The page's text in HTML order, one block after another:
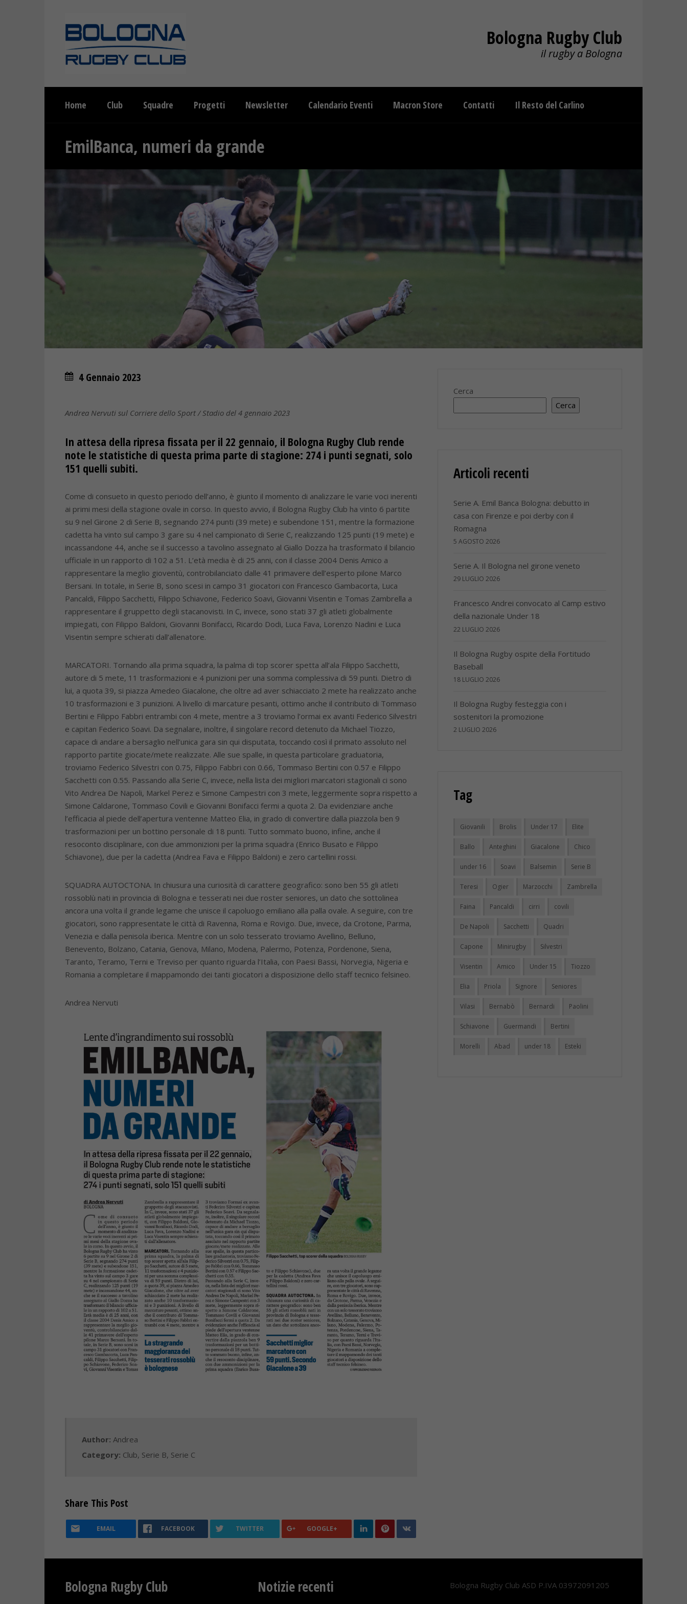
Bologna Rugby Club
il rugby a Bologna
Home Club Squadre Progetti Newsletter Calendario Eventi Macron Store Contatti Il Resto del Carlino
EmilBanca, numeri da grande
4 Gennaio 2023
Andrea Nervuti sul Corriere dello Sport / Stadio del 4 gennaio 2023
In attesa della ripresa fissata per il 22 gennaio, il Bologna Rugby Club rende
note le statistiche di questa prima parte di stagione: 274 i punti segnati, solo
151 quelli subiti.
Come di consueto in questo periodo dell’anno, è giunto il momento di analizzare le varie voci inerenti
ai primi mesi della stagione ovale in corso. In questo avvio, il Bologna Rugby Club ha vinto 6 partite
su 9 nel Girone 2 di Serie B, segnando 274 punti (39 mete) e subendone 151, mentre la formazione
cadetta ha vinto sul campo 3 gare su 4 nel campionato di Serie C, realizzando 125 punti (19 mete) e
incassandone 44, anche se il successo a tavolino assegnato al Giallo Dozza ha trasformato il bilancio
ufficiale in un rapporto di 102 a 51. L’età media è di 25 anni, con il classe 2004 Denis Amico a
rappresentare la meglio gioventù, controbilanciato dalle 41 primavere dell’esperto pilone Marco
Bersani. In totale, in Serie B, sono scesi in campo 31 giocatori con Francesco Gambacorta, Luca
Pancaldi, Filippo Sacchetti, Filippo Schiavone, Federico Soavi, Giovanni Visentin e Tomas Zambrella a
rappresentare il gruppetto degli stacanovisti. In C, invece, sono stati 37 gli atleti globalmente
impiegati, con Filippo Baldoni, Giovanni Bonifacci, Ricardo Dodi, Luca Fava, Lorenzo Nadini e Luca
Visentin sempre schierati dall’allenatore.
MARCATORI. Tornando alla prima squadra, la palma di top scorer spetta all’ala Filippo Sacchetti,
autore di 5 mete, 11 trasformazioni e 4 punizioni per una somma complessiva di 59 punti. Dietro di
lui, a quota 39, si piazza Amedeo Giacalone, che oltre ad aver schiacciato 2 mete ha realizzato anche
10 trasformazioni e 3 punizioni. A livello di marcature pesanti, ottimo anche il contributo di Tommaso
Bertini e Filippo Fabbri entrambi con 4 mete, mentre a 3 troviamo l’ormai ex avanti Federico Silvestri
e capitan Federico Soavi. Da segnalare, inoltre, il singolare record detenuto da Michael Tiozzo,
capace di andare a bersaglio nell’unica gara sin qui disputata, toccando così il primato assoluto nel
rapporto partite giocate/mete realizzate. Alle sue spalle, in questa particolare graduatoria,
troviamo Federico Silvestri con 0.75, Filippo Fabbri con 0.66, Tommaso Bertini con 0.57 e Filippo
Sacchetti con 0.55. Passando alla Serie C, invece, nella lista dei migliori marcatori stagionali ci sono
Vito Andrea De Napoli, Markel Perez e Simone Campestri con 3 mete, leggermente sopra rispetto a
Simone Caldarone, Tommaso Covili e Giovanni Bonifacci fermi a quota 2. Da evidenziare anche
l’efficacia al piede dell’apertura ventenne Matteo Elia, in grado di convertire dalla piazzola ben 9
trasformazioni per un bottino personale di 18 punti. Tutto sommato buono, infine, anche il
resoconto disciplinare, con due ammonizioni per la prima squadra (Enrico Busato e Filippo
Schiavone), due per la cadetta (Andrea Fava e Filippo Baldoni) e zero cartellini rossi.
SQUADRA AUTOCTONA. In chiusura una curiosità di carattere geografico: sono ben 55 gli atleti
rossoblù nati in provincia di Bologna e tesserati nei due roster seniores, un dato che sottolinea
ancora una volta il grande legame che unisce il capoluogo emiliano alla palla ovale. A seguire, con tre
giocatori, sono rappresentate le città di Ravenna, Roma e Rovigo. Due, invece, da Crotone, Parma,
Venezia e dalla penisola iberica. Mentre con un solo tesserato troviamo Avellino, Belluno,
Benevento, Bolzano, Catania, Genova, Milano, Modena, Palermo, Potenza, Pordenone, Siena,
Taranto, Teramo, Terni e Treviso per quanto riguarda l’Italia, con Paesi Bassi, Norvegia, Nigeria e
Romania a completare il mappamondo dei tanti giocatori a disposizione dello staff tecnico felsineo.
Andrea Nervuti
Author: Andrea
Category: Club, Serie B, Serie C
Share This Post
EMAIL FACEBOOK TWITTER GOOGLE+
Cerca
Cerca
Articoli recenti
Serie A. Emil Banca Bologna: debutto in
casa con Firenze e poi derby con il
Romagna
5 AGOSTO 2026
Serie A. Il Bologna nel girone veneto
29 LUGLIO 2026
Francesco Andrei convocato al Camp estivo
della nazionale Under 18
22 LUGLIO 2026
Il Bologna Rugby ospite della Fortitudo
Baseball
18 LUGLIO 2026
Il Bologna Rugby festeggia con i
sostenitori la promozione
2 LUGLIO 2026
Tag
Giovanili Brolis Under 17 Elite
Ballo Anteghini Giacalone Chico
under 16 Soavi Balsemin Serie B
Teresi Ogier Marzocchi Zambrella
Faina Pancaldi cirri covili
De Napoli Sacchetti Quadri
Capone Minirugby Silvestri
Visentin Amico Under 15 Tiozzo
Elia Priola Signore Seniores
Vilasi Bernabò Bernardi Paolini
Schiavone Guermandi Bertini
Morelli Abad under 18 Esteki
Bologna Rugby Club Notizie recenti Bologna Rugby Club ASD P.IVA 03972091205